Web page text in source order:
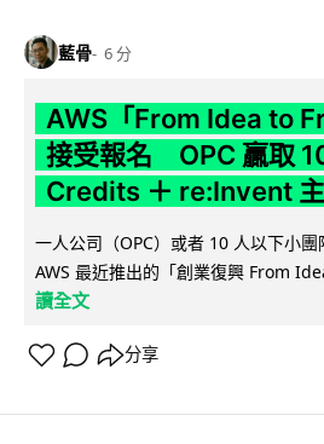
藍骨 6 分
AWS「From Idea to
接受報名 OPC 贏取
Credits ＋ re:Invent
一人公司（OPC）或者 10 人以下小
AWS 最近推出的「創業復興 From
讀全文
分享